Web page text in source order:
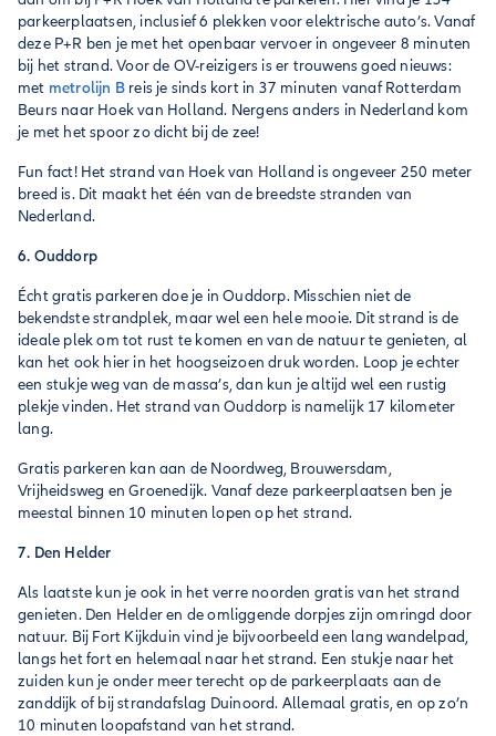
parkeerplaatsen, inclusief 6 plekken voor elektrische auto’s. Vanaf
deze P+R ben je met het openbaar vervoer in ongeveer 8 minuten
bij het strand. Voor de OV-reizigers is er trouwens goed nieuws:
met metrolijn B reis je sinds kort in 37 minuten vanaf Rotterdam
Beurs naar Hoek van Holland. Nergens anders in Nederland kom
je met het spoor zo dicht bij de zee!
Fun fact! Het strand van Hoek van Holland is ongeveer 250 meter
breed is. Dit maakt het één van de breedste stranden van
Nederland.
6. Ouddorp
Écht gratis parkeren doe je in Ouddorp. Misschien niet de
bekendste strandplek, maar wel een hele mooie. Dit strand is de
ideale plek om tot rust te komen en van de natuur te genieten, al
kan het ook hier in het hoogseizoen druk worden. Loop je echter
een stukje weg van de massa’s, dan kun je altijd wel een rustig
plekje vinden. Het strand van Ouddorp is namelijk 17 kilometer
lang.
Gratis parkeren kan aan de Noordweg, Brouwersdam,
Vrijheidsweg en Groenedijk. Vanaf deze parkeerplaatsen ben je
meestal binnen 10 minuten lopen op het strand.
7. Den Helder
Als laatste kun je ook in het verre noorden gratis van het strand
genieten. Den Helder en de omliggende dorpjes zijn omringd door
natuur. Bij Fort Kijkduin vind je bijvoorbeeld een lang wandelpad,
langs het fort en helemaal naar het strand. Een stukje naar het
zuiden kun je onder meer terecht op de parkeerplaats aan de
zanddijk of bij strandafslag Duinoord. Allemaal gratis, en op zo’n
10 minuten loopafstand van het strand.